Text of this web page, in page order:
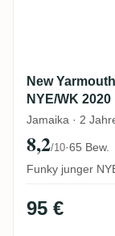
New
NYE/WK 2020
Jamaika · 2
8,2/10·65 Bew.
Funky junger
95 €